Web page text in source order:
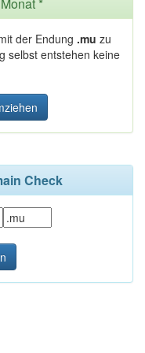
der Endung .mu zu
selbst entstehen keine
Check